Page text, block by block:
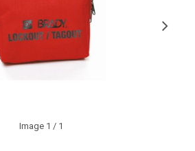
Image 1 / 1